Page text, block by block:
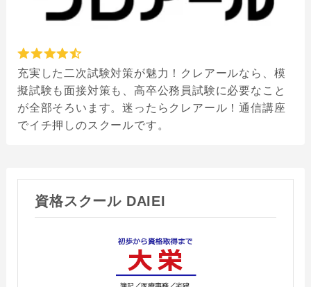
充実した二次試験対策が魅力！クレアールなら、模
擬試験も面接対策も、高卒公務員試験に必要なこと
が全部そろいます。迷ったらクレアール！通信講座
でイチ押しのスクールです。
資格スクール DAIEI